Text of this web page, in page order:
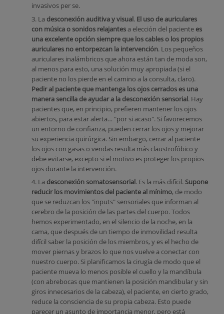
invasivos per se.
3. La desconexión auditiva y visual. El uso de auriculares
con música o sonidos relajantesa elección del paciente es
una excelente opción siempre que los cables o los propios
auriculares no entorpezcan la intervención. Los pequeños
auriculares inalámbricos que ahora están tan de moda son,
al menos para esto, una solución muy apropiada (si el
paciente no los pierde en el camino a la consulta, claro).
Pedir al paciente que mantenga los ojos cerrados es una
manera sencilla de ayudar a la desconexión sensorial. Hay
pacientes que, en principio, prefieren mantener los ojos
abiertos, para estar alerta… "por si acaso". Si favorecemos
un entorno de confianza, pueden cerrar los ojos y mejorar
su experiencia quirúrgica. Sin embargo, cerrar al paciente
los ojos con gasas o vendas resulta más claustrofóbico y
debe evitarse, excepto si el motivo es proteger los propios
ojos durante la intervención.
4. La desconexión somatosensorial. Es la más difícil.Supone
reducir los movimientos del paciente al mínimo, de modo
que se reduzcan los "inputs" sensoriales que informan al
cerebro de la posición de las partes del cuerpo. Todos
hemos experimentado, en el silencio de la noche, en la
cama, que después de un tiempo de inmovilidad resulta
difícil saber la posición de los miembros, y es el hecho de
mover piernas y brazos lo que nos vuelve a conectar con
nuestro cuerpo. Si planificamos la cirugía de modo que el
paciente mueva lo menos posible el cuello y la mandíbula
(con abrebocas que mantienen la posición mandibular y sin
giros innecesarios de la cabeza), el paciente, en cierto grado,
reduce la consciencia de su propia cabeza. Esto puede
parecer un asunto de importancia menor, pero está